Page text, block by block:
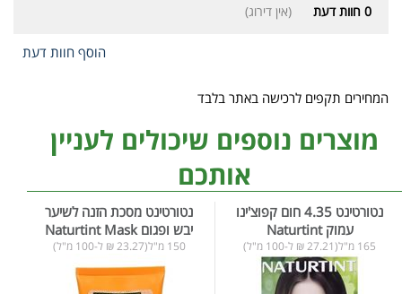
0 חוות דעת (אין דירוג)
הוסף חוות דעת
המחירים תקפים לרכישה באתר בלבד
מוצרים נוספים שיכולים לעניין
אותכם
נטורטינט 4.35 חום קפוצ'ינו
עמוק Naturtint
165 מ"ל(27.21 ₪ ל-100 מ"ל)
נטורטינט מסכת הזנה לשיער
יבש ופגום Naturtint Mask
150 מ"ל(23.27 ₪ ל-100 מ"ל)